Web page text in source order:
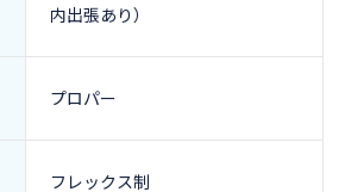
内出張あり）
プロパー
フレックス制